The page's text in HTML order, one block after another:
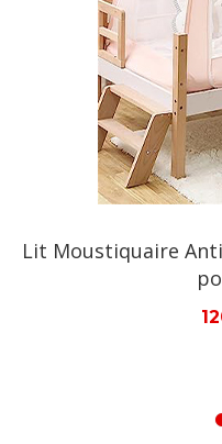
comme maison de jeu
Lit Moustiquaire